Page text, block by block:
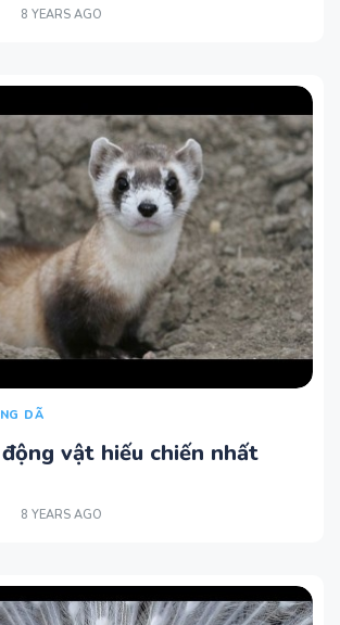
8 YEARS AGO
DÃ
vật hiếu chiến nhất
8 YEARS AGO